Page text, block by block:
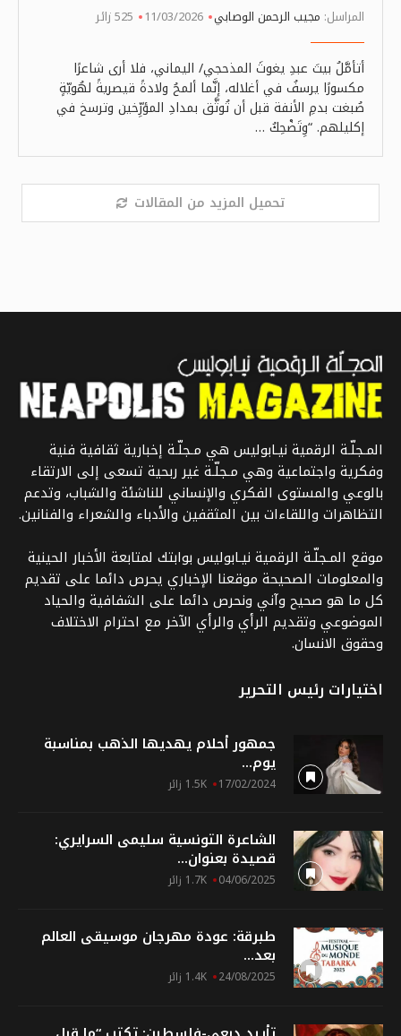
المراسل: مجيب الرحمن الوصابي 11/03/2026 525 زائر
أتأمَّلُ بيتَ عبدِ يغوثَ المذحجي/ اليماني، فلا أرى شاعرًا
مكسورًا يرسفُ في أغلاله، إنَّما ألمحُ ولادةً قيصريةً لهُويّةٍ
صُبغت بدمِ الأنفة قبل أن تُوثَّق بمدادِ المؤرِّخين وترسخ في
إكليلهم. “وِتَضْحِكُ …
تحميل المزيد من المقالات
المـجلّـة الرقمية نيـابوليس هي مـجلّـة إخبارية ثقافية فنية
وفكرية واجتماعية وهي مـجلّـة غير ربحية تسعى إلى الارتقاء
بالوعي والمستوى الفكري والإنساني للناشئة والشباب، وتدعم
التظاهرات واللقاءات بين المثقفين والأدباء والشعراء والفنانين.
موقع المـجلّـة الرقمية نيـابوليس بوابتك لمتابعة الأخبار الحينية
والمعلومات الصحيحة موقعنا الإخباري يحرص دائما على تقديم
كل ما هو صحيح وآني ونحرص دائما على الشفافية والحياد
الموضوعي وتقديم الرأي والرأي الآخر مع احترام الاختلاف
وحقوق الانسان.
اختيارات رئيس التحرير
جمهور أحلام يهديها الذهب بمناسبة
يوم...
17/02/2024 1.5K زائر
الشاعرة التونسية سليمى السرايري:
قصيدة بعنوان...
04/06/2025 1.7K زائر
طبرقة: عودة مهرجان موسيقى العالم
بعد...
24/08/2025 1.4K زائر